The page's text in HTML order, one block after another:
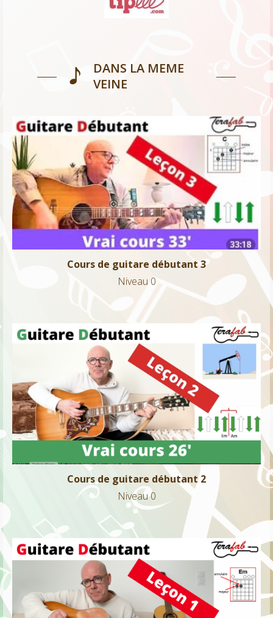
DANS LA MEME
VEINE
Cours de guitare débutant 3
Niveau 0
Cours de guitare débutant 3
Niveau 0
Cours de guitare débutant 2
Niveau 0
Cours de guitare débutant 2
Niveau 0
Cours de guitare débutant 1
Niveau 0